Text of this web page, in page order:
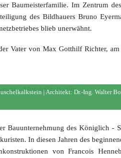
Baumeisterfamilie. Im Zentrum
des Bildhauers Bruno
blieb unerwähnt.
Vater von Max Gotthilf Richter,
| Architekt: Dr.-Ing. Walter
des Königlich -
In diesen Jahren des
von Francois